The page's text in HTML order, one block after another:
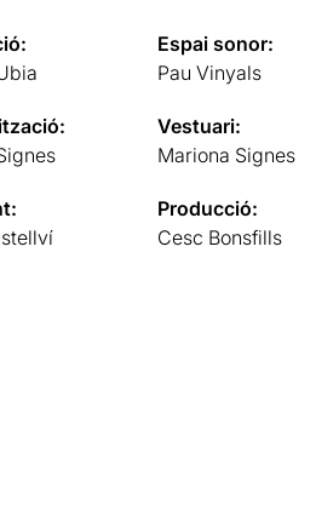
Espai sonor:
Pau Vinyals
Vestuari:
Mariona Signes
Producció:
Cesc Bonsfills